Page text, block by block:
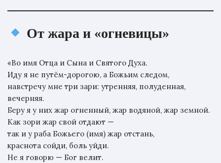
От жара и «огневицы»
«Во имя Отца и Сына и Святого Духа.
Иду я не путём-дорогою, а Божьим следом,
навстречу мне три зари: утренняя, полуденная,
вечерняя.
Беру я у них жар огненный, жар водяной, жар земной.
Как зори жар свой отдают —
так и у раба Божьего (имя) жар отстань,
краснота сойди, боль уйди.
Не я говорю — Бог велит.